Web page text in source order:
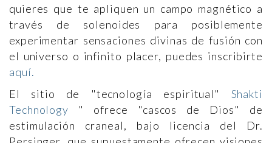
quieres que te apliquen un campo magnético a
través de solenoides para posiblemente
experimentar sensaciones divinas de fusión con
el universo o infinito placer, puedes inscribirte
aquí.
El sitio de "tecnología espiritual" Shakti
Technology " ofrece "cascos de Dios" de
estimulación craneal, bajo licencia del Dr.